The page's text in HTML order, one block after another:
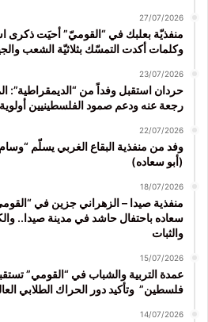
27/07/2026
منفذيّة بعلبك في “القوميّ” أحيَت ذكرى
وكلمات أكدت التمسّك بثلاثيّة الشعب
23/07/2026
حردان استقبل وفداً من “الديمقراطية”:
رجعة عنه ودعم صمود الفلسطينيين أولوية
22/07/2026
وفد من منفذية البقاع الغربي يسلّم
(أبو سعاده)
18/07/2026
منفذية صيدا – الزهراني جزين في
سعاده باحتفال حاشد في مدينة صيدا..
والثبات
15/07/2026
عمدة التربية والشباب في “القومي”
فلسطين” وتأكيد دور الحراك الطلابي
14/07/2026